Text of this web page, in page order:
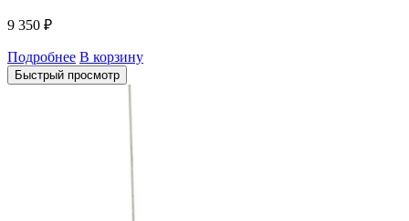
9 350 ₽
Подробнее В корзину
Быстрый просмотр